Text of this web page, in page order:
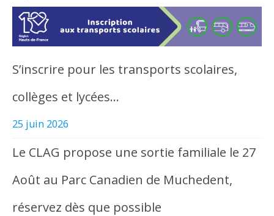
S’inscrire pour les transports scolaires,
collèges et lycées…
25 juin 2026
Le CLAG propose une sortie familiale le 27
Août au Parc Canadien de Muchedent,
réservez dès que possible